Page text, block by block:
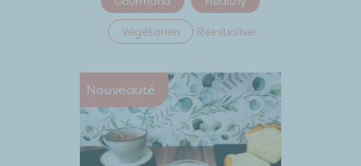
Végétarien Réinitialiser
Nouveauté